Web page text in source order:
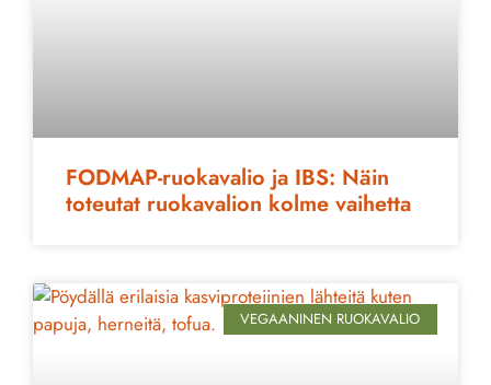
FODMAP-ruokavalio ja IBS: Näin
toteutat ruokavalion kolme vaihetta
VEGAANINEN RUOKAVALIO